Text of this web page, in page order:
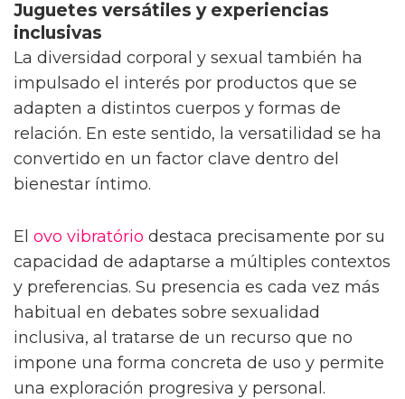
Juguetes versátiles y experiencias
inclusivas
La diversidad corporal y sexual también ha
impulsado el interés por productos que se
adapten a distintos cuerpos y formas de
relación. En este sentido, la versatilidad se ha
convertido en un factor clave dentro del
bienestar íntimo.
El ovo vibratório destaca precisamente por su
capacidad de adaptarse a múltiples contextos
y preferencias. Su presencia es cada vez más
habitual en debates sobre sexualidad
inclusiva, al tratarse de un recurso que no
impone una forma concreta de uso y permite
una exploración progresiva y personal.